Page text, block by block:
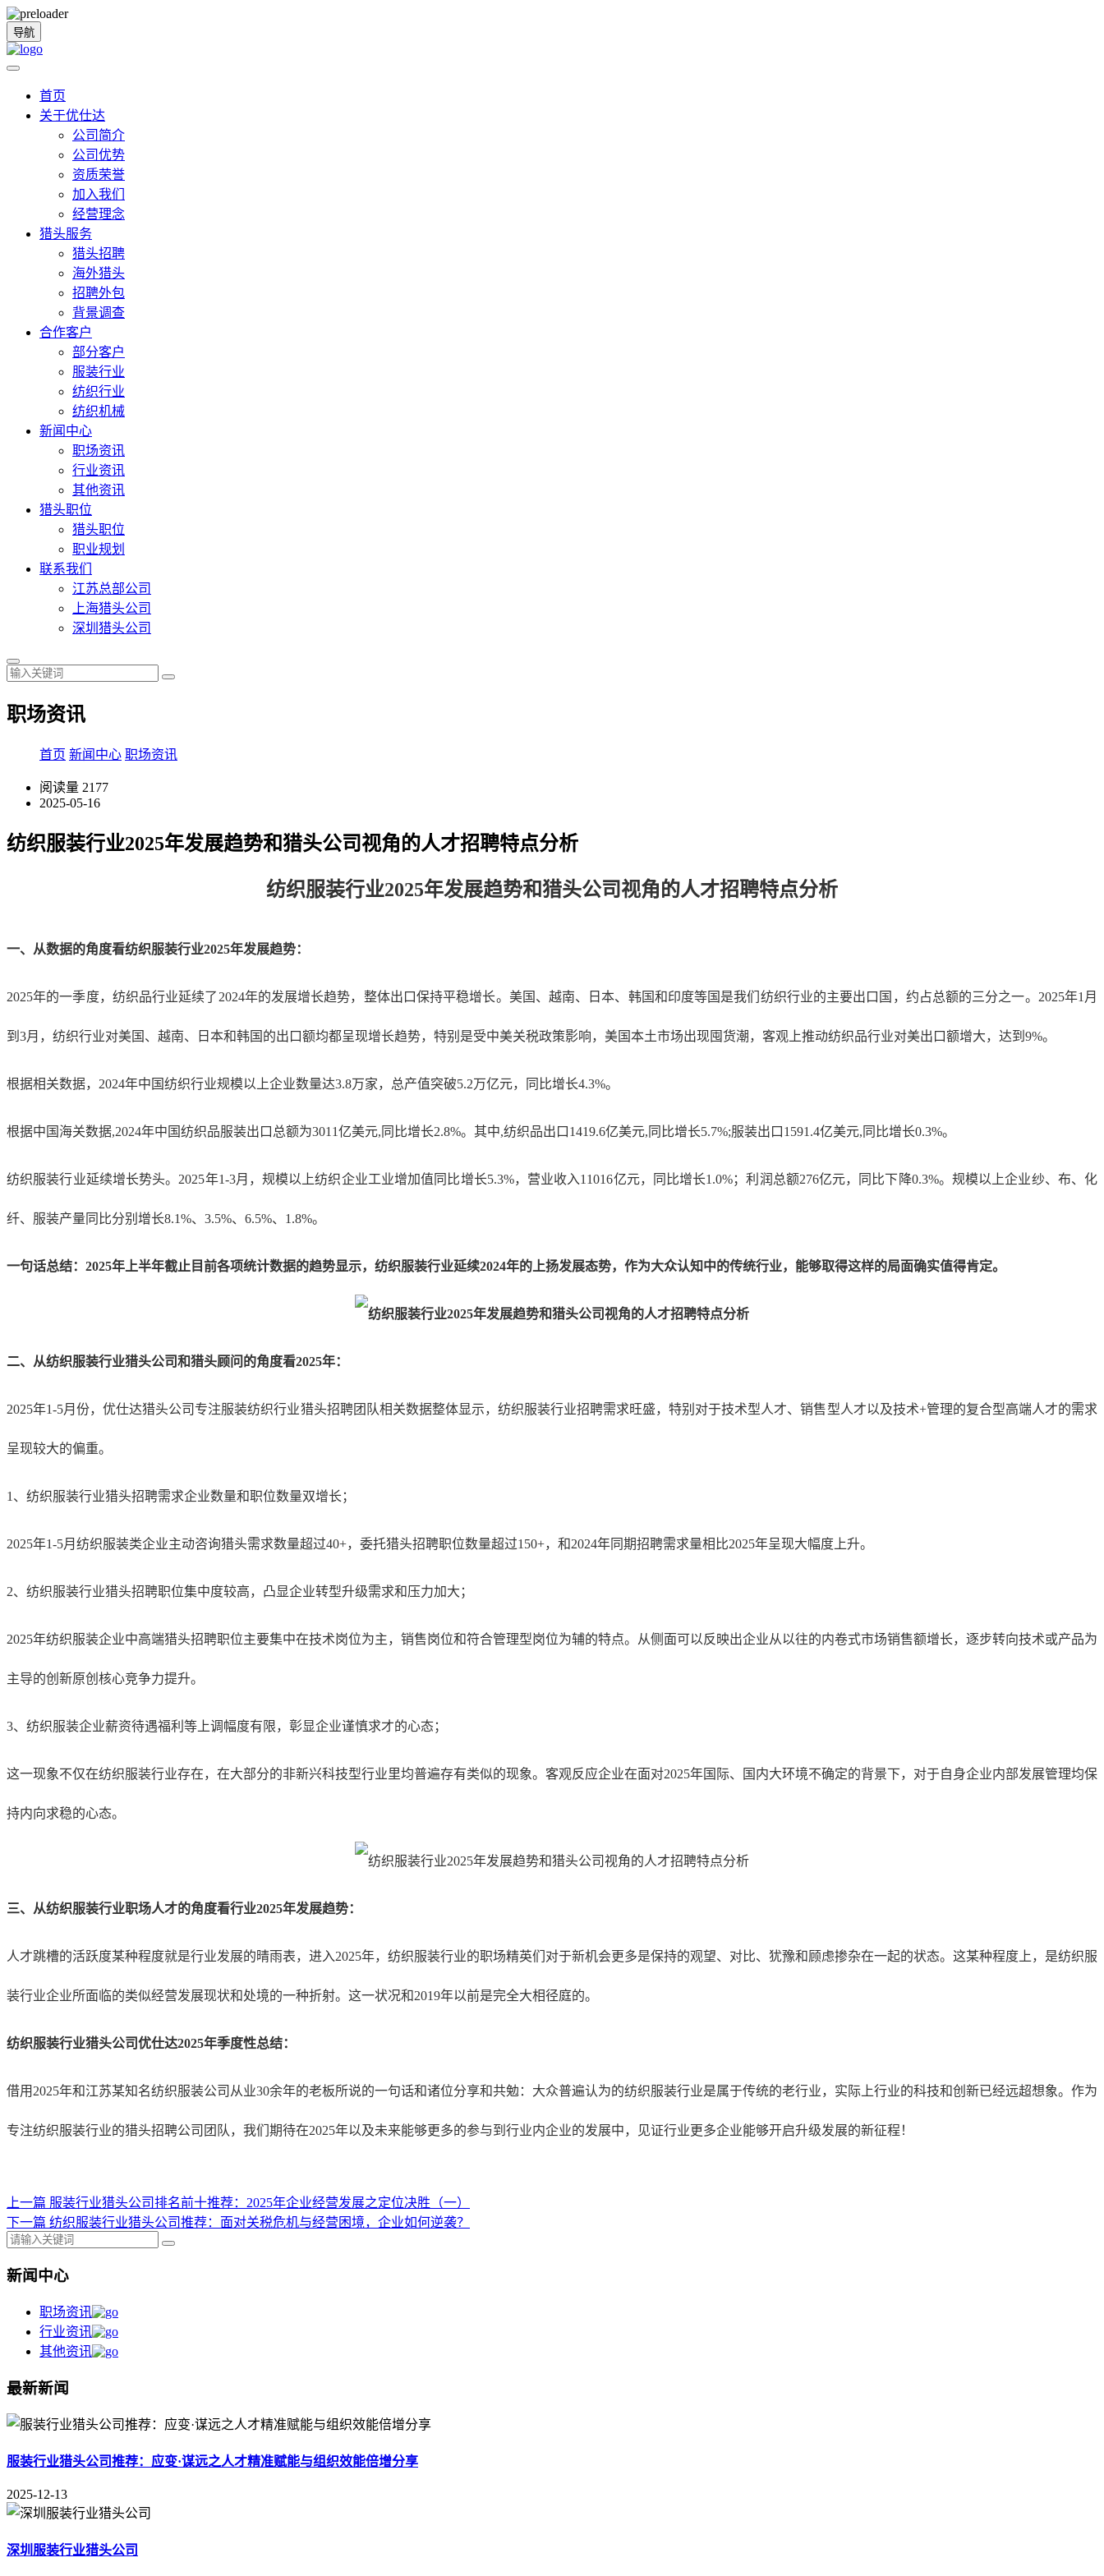
导航
首页
关于优仕达
公司简介
公司优势
资质荣誉
加入我们
经营理念
猎头服务
猎头招聘
海外猎头
招聘外包
背景调查
合作客户
部分客户
服装行业
纺织行业
纺织机械
新闻中心
职场资讯
行业资讯
其他资讯
猎头职位
猎头职位
职业规划
联系我们
江苏总部公司
上海猎头公司
深圳猎头公司
职场资讯
首页 新闻中心 职场资讯
阅读量 2177
2025-05-16
纺织服装行业2025年发展趋势和猎头公司视角的人才招聘特点分析
纺织服装行业2025年发展趋势和猎头公司视角的人才招聘特点分析
一、从数据的角度看纺织服装行业2025年发展趋势：
2025年的一季度，纺织品行业延续了2024年的发展增长趋势，整体出口保持平稳增长。美国、越南、日本、韩国和印度等国是我们纺织行业的主要出口国，约占总额的三分之一。2025年1月
到3月，纺织行业对美国、越南、日本和韩国的出口额均都呈现增长趋势，特别是受中美关税政策影响，美国本土市场出现囤货潮，客观上推动纺织品行业对美出口额增大，达到9%。
根据相关数据， 2024年中国纺织行业规模以上企业数量达3.8万家，总产值突破5.2万亿元，同比增长4.3%。
根据中国海关数据,2024年中国纺织品服装出口总额为3011亿美元,同比增长2.8%。其中,纺织品出口1419.6亿美元,同比增长5.7%;服装出口1591.4亿美元,同比增长0.3%。
纺织服装行业延续增长势头。 2025年1-3月，规模以上纺织企业工业增加值同比增长5.3%，营业收入11016亿元，同比增长1.0%；利润总额276亿元，同比下降0.3%。规模以上企业纱、布、化
纤、服装产量同比分别增长8.1%、3.5%、6.5%、1.8%。
一句话总结： 2025年上半年截止目前各项统计数据的趋势显示，纺织服装行业延续2024年的上扬发展态势，作为大众认知中的传统行业，能够取得这样的局面确实值得肯定。
二、从纺织服装行业猎头公司和猎头顾问的角度看2025年：
2025年1-5月份，优仕达猎头公司专注服装纺织行业猎头招聘团队相关数据整体显示，纺织服装行业招聘需求旺盛，特别对于技术型人才、销售型人才以及技术+管理的复合型高端人才的需求
呈现较大的偏重。
1、纺织服装行业猎头招聘需求企业数量和职位数量双增长；
2025年1-5月纺织服装类企业主动咨询猎头需求数量超过40+，委托猎头招聘职位数量超过150+，和2024年同期招聘需求量相比2025年呈现大幅度上升。
2、纺织服装行业猎头招聘职位集中度较高，凸显企业转型升级需求和压力加大；
2025年纺织服装企业中高端猎头招聘职位主要集中在技术岗位为主，销售岗位和符合管理型岗位为辅的特点。从侧面可以反映出企业从以往的内卷式市场销售额增长，逐步转向技术或产品为
主导的创新原创核心竞争力提升。
3、纺织服装企业薪资待遇福利等上调幅度有限，彰显企业谨慎求才的心态；
这一现象不仅在纺织服装行业存在，在大部分的非新兴科技型行业里均普遍存有类似的现象。客观反应企业在面对2025年国际、国内大环境不确定的背景下，对于自身企业内部发展管理均保
持内向求稳的心态。
三、从纺织服装行业职场人才的角度看行业2025年发展趋势：
人才跳槽的活跃度某种程度就是行业发展的晴雨表，进入2025年，纺织服装行业的职场精英们对于新机会更多是保持的观望、对比、犹豫和顾虑掺杂在一起的状态。这某种程度上，是纺织服
装行业企业所面临的类似经营发展现状和处境的一种折射。这一状况和2019年以前是完全大相径庭的。
纺织服装行业猎头公司优仕达2025年季度性总结：
借用 2025年和江苏某知名纺织服装公司从业30余年的老板所说的一句话和诸位分享和共勉：大众普遍认为的纺织服装行业是属于传统的老行业，实际上行业的科技和创新已经远超想象。作为
专注纺织服装行业的猎头招聘公司团队，我们期待在2025年以及未来能够更多的参与到行业内企业的发展中，见证行业更多企业能够开启升级发展的新征程！
上一篇 服装行业猎头公司排名前十推荐：2025年企业经营发展之定位决胜（一）
下一篇 纺织服装行业猎头公司推荐：面对关税危机与经营困境，企业如何逆袭？
新闻中心
职场资讯
行业资讯
其他资讯
最新新闻
服装行业猎头公司推荐：应变·谋远之人才精准赋能与组织效能倍增分享
2025-12-13
深圳服装行业猎头公司